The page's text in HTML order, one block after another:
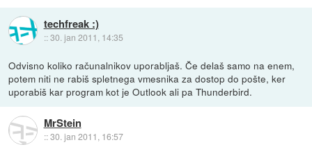
techfreak :)
::30. jan 2011, 14:35
Odvisno koliko računalnikov uporabljaš. Če delaš samo na enem,
potem niti ne rabiš spletnega vmesnika za dostop do pošte, ker
uporabiš kar program kot je Outlook ali pa Thunderbird.
MrStein
::30. jan 2011, 16:57